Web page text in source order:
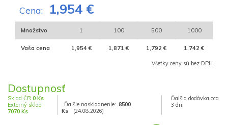
Cena: 1,954 €
Množstvo 1 100 500 1000
Vaša cena 1,954 € 1,871 € 1,792 € 1,742 €
Všetky ceny sú bez DPH
Dostupnosť
Sklad ČR 0 Ks
Externý sklad
7070 Ks
Ďalšie naskladnenie: 8500
Ks
(24.08.2026)
Ďalšia dodávka cca
3 dni